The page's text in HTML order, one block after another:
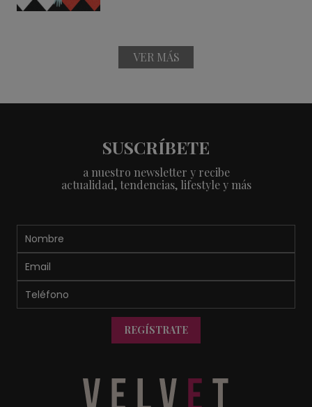
VER MÁS
SUSCRÍBETE
a nuestro newsletter y recibe
actualidad, tendencias, lifestyle y más
REGÍSTRATE